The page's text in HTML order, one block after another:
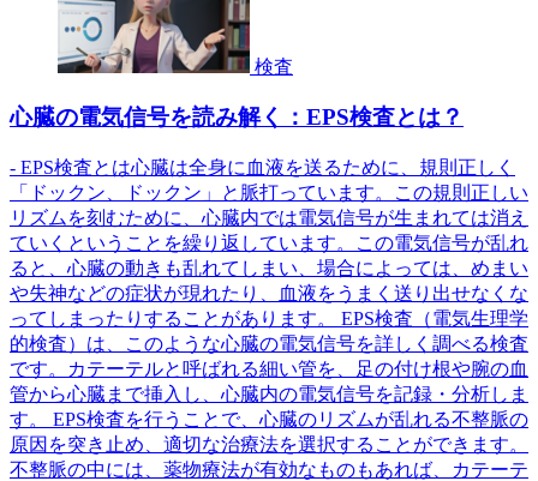
検査
心臓の電気信号を読み解く：EPS検査とは？
- EPS検査とは心臓は全身に血液を送るために、規則正しく
「ドックン、ドックン」と脈打っています。この規則正しい
リズムを刻むために、心臓内では電気信号が生まれては消え
ていくということを繰り返しています。この電気信号が乱れ
ると、心臓の動きも乱れてしまい、場合によっては、めまい
や失神などの症状が現れたり、血液をうまく送り出せなくな
ってしまったりすることがあります。 EPS検査（電気生理学
的検査）は、このような心臓の電気信号を詳しく調べる検査
です。カテーテルと呼ばれる細い管を、足の付け根や腕の血
管から心臓まで挿入し、心臓内の電気信号を記録・分析しま
す。 EPS検査を行うことで、心臓のリズムが乱れる不整脈の
原因を突き止め、適切な治療法を選択することができます。
不整脈の中には、薬物療法が有効なものもあれば、カテーテ